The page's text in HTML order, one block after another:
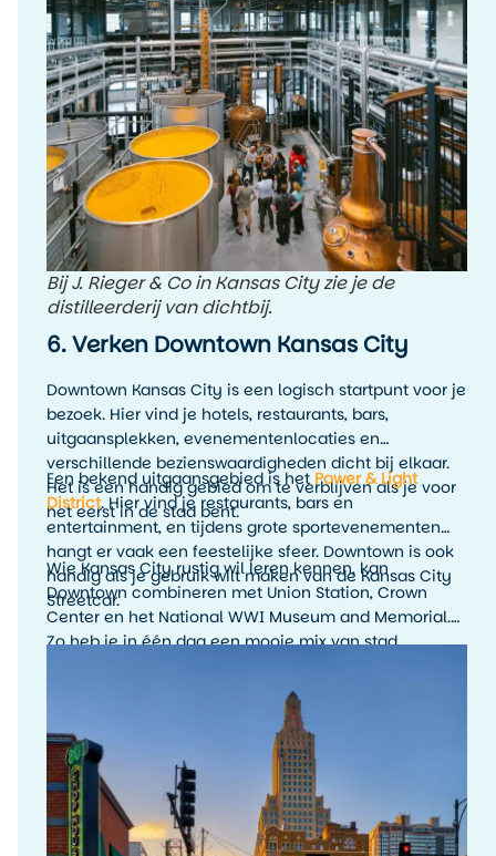
Bij J. Rieger & Co in Kansas City zie je de
distilleerderij van dichtbij.
6. Verken Downtown Kansas City
Downtown Kansas City is een logisch startpunt voor je
bezoek. Hier vind je hotels, restaurants, bars,
uitgaansplekken, evenementenlocaties en
verschillende bezienswaardigheden dicht bij elkaar.
Het is een handig gebied om te verblijven als je voor
het eerst in de stad bent.
Een bekend uitgaansgebied is hetPower & Light
District. Hier vind je restaurants, bars en
entertainment, en tijdens grote sportevenementen
hangt er vaak een feestelijke sfeer. Downtown is ook
handig als je gebruik wilt maken van de Kansas City
Streetcar.
Wie Kansas City rustig wil leren kennen, kan
Downtown combineren met Union Station, Crown
Center en het National WWI Museum and Memorial.
Zo heb je in één dag een mooie mix van stad,